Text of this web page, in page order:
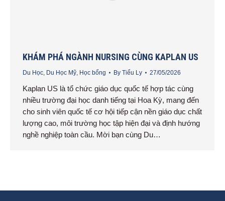
KHÁM PHÁ NGÀNH NURSING CÙNG KAPLAN US
Du Học Du Học Mỹ Học bổng By Tiểu Ly 27/05/2026
Kaplan US là tổ chức giáo dục quốc tế hợp tác cùng
nhiều trường đại học danh tiếng tại Hoa Kỳ, mang đến
cho sinh viên quốc tế cơ hội tiếp cận nền giáo dục chất
lượng cao, môi trường học tập hiện đại và định hướng
nghề nghiệp toàn cầu. Mời bạn cùng Du…